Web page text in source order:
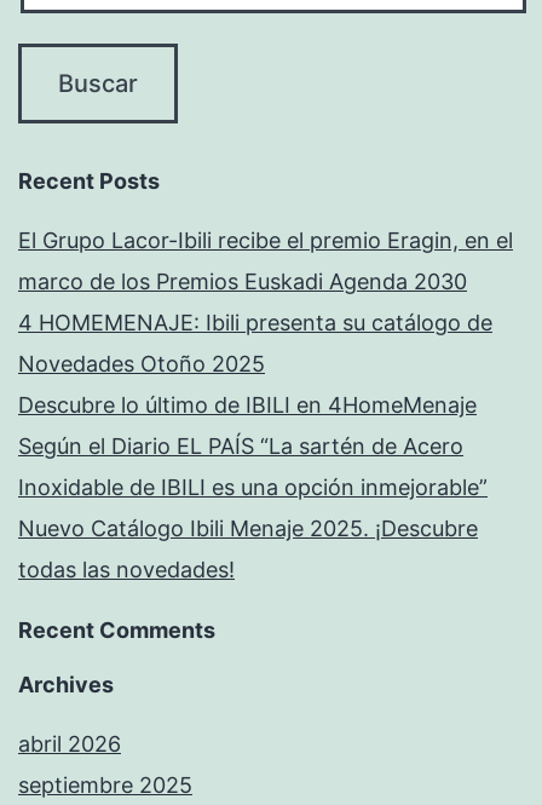
Recent Posts
El Grupo Lacor-Ibili recibe el premio Eragin, en el
marco de los Premios Euskadi Agenda 2030
4 HOMEMENAJE: Ibili presenta su catálogo de
Novedades Otoño 2025
Descubre lo último de IBILI en 4HomeMenaje
Según el Diario EL PAÍS “La sartén de Acero
Inoxidable de IBILI es una opción inmejorable”
Nuevo Catálogo Ibili Menaje 2025. ¡Descubre
todas las novedades!
Recent Comments
Archives
abril 2026
septiembre 2025